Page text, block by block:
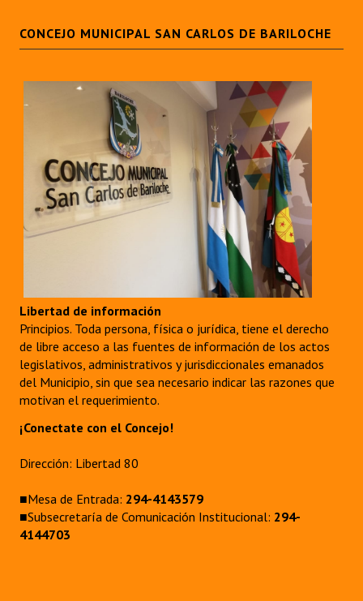
CONCEJO MUNICIPAL SAN CARLOS DE BARILOCHE
Libertad de información
Principios. Toda persona, física o jurídica, tiene el derecho
de libre acceso a las fuentes de información de los actos
legislativos, administrativos y jurisdiccionales emanados
del Municipio, sin que sea necesario indicar las razones que
motivan el requerimiento.
¡Conectate con el Concejo!
Dirección: Libertad 80
■Mesa de Entrada: 294-4143579
■Subsecretaría de Comunicación Institucional: 294-
4144703